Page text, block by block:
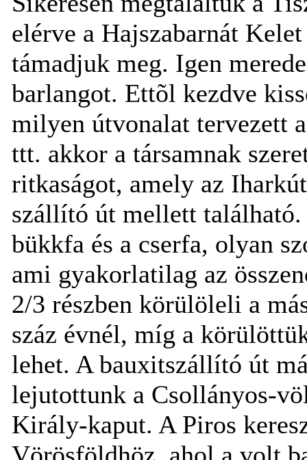
elérve a Hajszabarnát
támadjuk meg. Igen
barlangot. Ettõl kezdve
milyen útvonalat tervezett
ttt. akkor a társamnak
ritkaságot, amely az
szállító út mellett található.
bükkfa és a cserfa, olyan
ami gyakorlatilag az
2/3 részben körülöleli a
száz évnél, míg a
lehet. A bauxitszállító út
lejutottunk a Csollányos-
Király-kaput. A Piros